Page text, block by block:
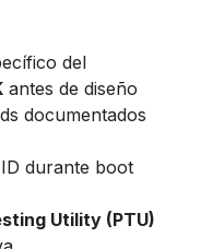
del
antes de diseño
documentados
durante boot
Utility (PTU)